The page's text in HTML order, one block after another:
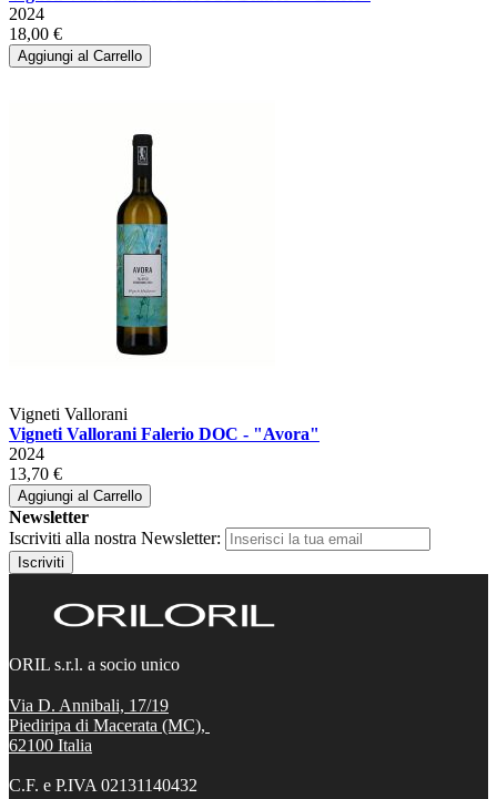
2024
18,00 €
Aggiungi al Carrello
Vigneti Vallorani
Vigneti Vallorani Falerio DOC - "Avora"
2024
13,70 €
Aggiungi al Carrello
Newsletter
Iscriviti alla nostra Newsletter:
Iscriviti
ORIL s.r.l. a socio unico
Via D. Annibali, 17/19
Piediripa di Macerata (MC),
62100 Italia
C.F. e P.IVA 02131140432